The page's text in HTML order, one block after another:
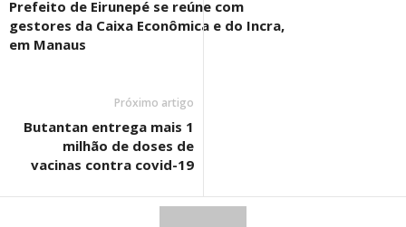
Prefeito de Eirunepé se reúne com
gestores da Caixa Econômica e do Incra,
em Manaus
Próximo artigo
Butantan entrega mais 1
milhão de doses de
vacinas contra covid-19